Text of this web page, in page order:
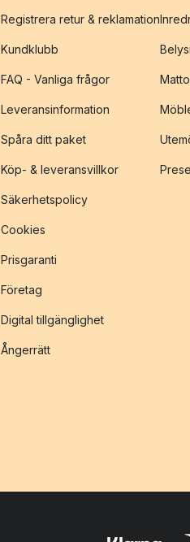
Registrera retur & reklamation
Kundklubb
FAQ - Vanliga frågor
Leveransinformation
Spåra ditt paket
Köp- & leveransvillkor
Säkerhetspolicy
Cookies
Prisgaranti
Företag
Digital tillgänglighet
Ångerrätt